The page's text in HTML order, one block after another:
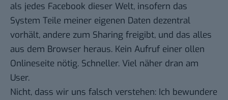
als jedes Facebook dieser Welt, insofern das
System Teile meiner eigenen Daten dezentral
vorhält, andere zum Sharing freigibt, und das alles
aus dem Browser heraus. Kein Aufruf einer ollen
Onlineseite nötig. Schneller. Viel näher dran am
User.
Nicht, dass wir uns falsch verstehen: Ich bewundere